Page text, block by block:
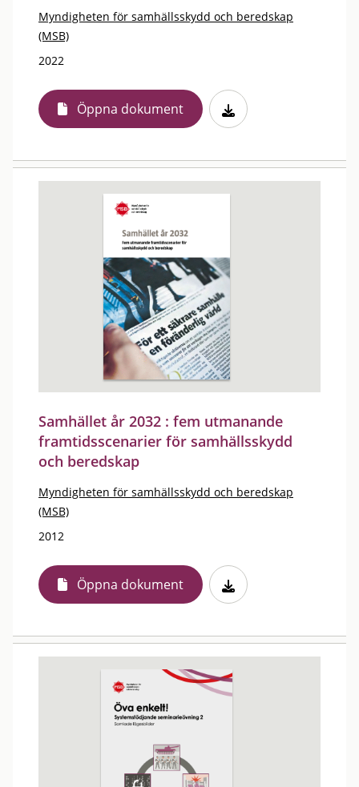
Myndigheten för samhällsskydd och beredskap
(MSB)
2022
Öppna dokument
Samhället år 2032 : fem utmanande
framtidsscenarier för samhällsskydd
och beredskap
Myndigheten för samhällsskydd och beredskap
(MSB)
2012
Öppna dokument